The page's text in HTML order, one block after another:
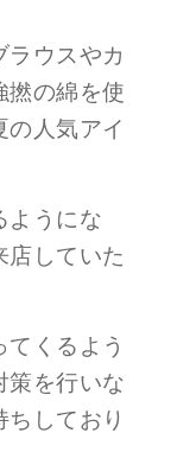
ラウスやカ
撚の綿を使
の人気アイ
ようにな
店していた
くるよう
策を行いな
しており